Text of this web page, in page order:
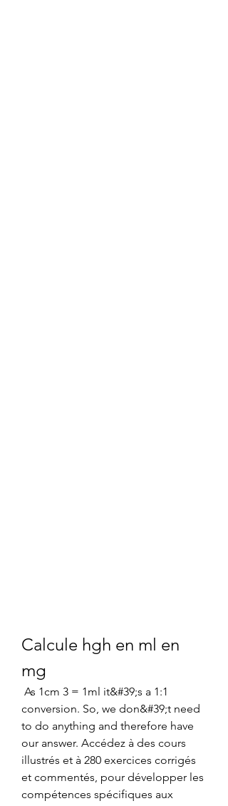
Calcule hgh en ml en
mg
conversion. So, we don&#39;t need
to do anything and therefore have
our answer. Accédez à des cours
illustrés et à 280 exercices corrigés
et commentés, pour développer les
compétences spécifiques aux